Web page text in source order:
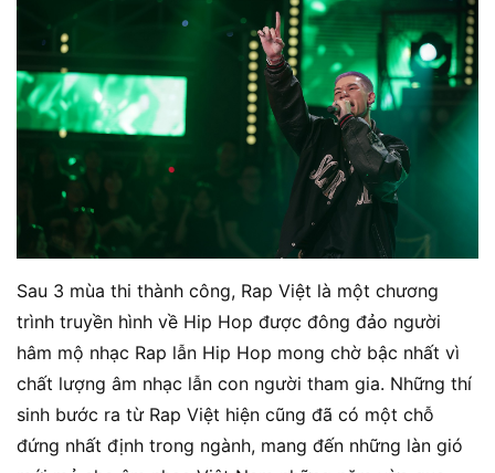
Sau 3 mùa thi thành công, Rap Việt là một chương
trình truyền hình về Hip Hop được đông đảo người
hâm mộ nhạc Rap lẫn Hip Hop mong chờ bậc nhất vì
chất lượng âm nhạc lẫn con người tham gia. Những thí
sinh bước ra từ Rap Việt hiện cũng đã có một chỗ
đứng nhất định trong ngành, mang đến những làn gió